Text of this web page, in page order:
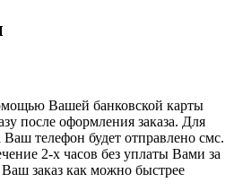
Вашей банковской карты
после оформления заказа. Для
телефон будет отправлено смс.
2-х часов без уплаты Вами за
заказ как можно быстрее